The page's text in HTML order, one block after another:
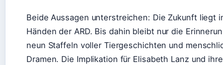
Beide Aussagen unterstreichen: Die Zukunft liegt
Händen der ARD. Bis dahin bleibt nur die
neun Staffeln voller Tiergeschichten und
Dramen. Die Implikation für Elisabeth Lanz und